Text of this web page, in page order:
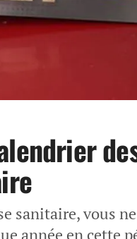
sanitaire, vous
année en cette